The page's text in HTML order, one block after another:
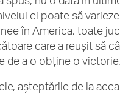
ei poate să
în America, toate
care a reușit să
de a o obține o victorie.
așteptările de la